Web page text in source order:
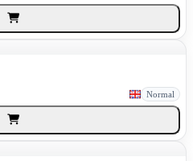
Normal